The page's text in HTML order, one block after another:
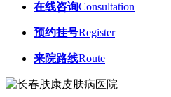
在线咨询Consultation
预约挂号Register
来院路线Route